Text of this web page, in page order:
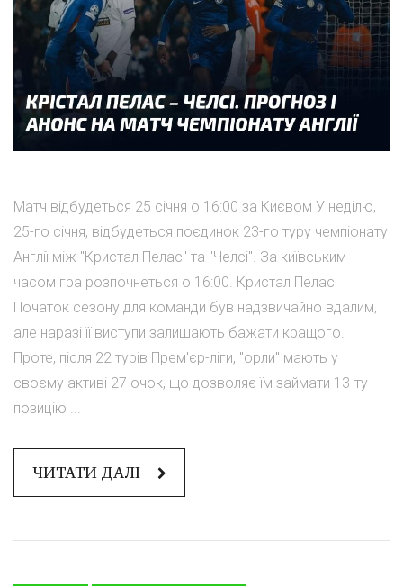
Матч відбудеться 25 січня о 16:00 за Києвом У неділю,
25-го січня, відбудеться поєдинок 23-го туру чемпіонату
Англії між "Кристал Пелас" та "Челсі". За київським
часом гра розпочнеться о 16:00. Кристал Пелас
Початок сезону для команди був надзвичайно вдалим,
але наразі її виступи залишають бажати кращого.
Проте, після 22 турів Прем'єр-ліги, "орли" мають у
своєму активі 27 очок, що дозволяє їм займати 13-ту
позицію ...
ЧИТАТИ ДАЛІ